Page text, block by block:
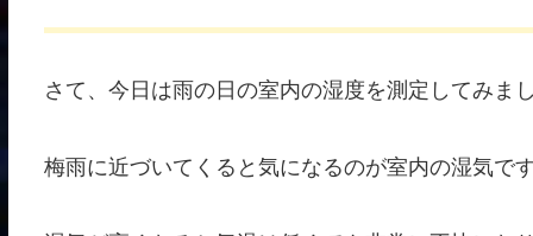
さて、今日は雨の日の室内の湿度を測定してみま
梅雨に近づいてくると気になるのが室内の湿気で